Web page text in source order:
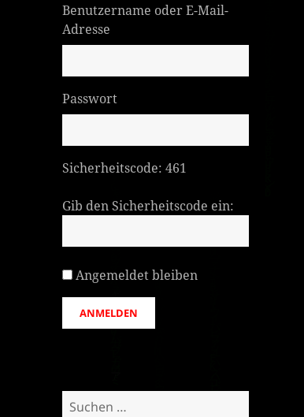
Benutzername oder E-Mail-
Adresse
Passwort
Sicherheitscode: 461
Gib den Sicherheitscode ein:
Angemeldet bleiben
ANMELDEN
Suchen